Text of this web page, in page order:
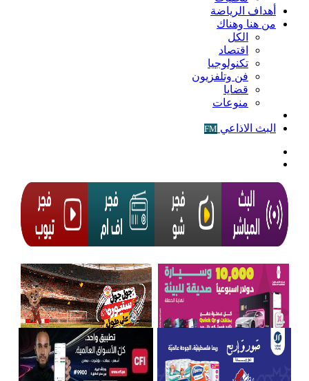
أهداف الرياضة
من هنا وهناك
الكل
اقتصاد
تكنولوجيا
فن وتلفزيون
قضايا
منوعات
البث الاذاعي FM